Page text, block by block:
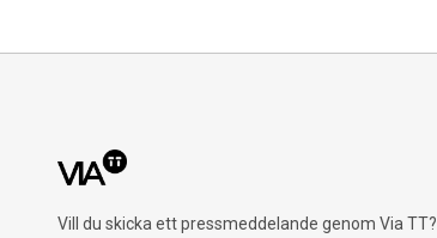
Vill du skicka ett pressmeddelande genom Via TT?